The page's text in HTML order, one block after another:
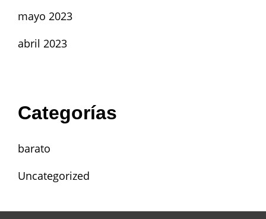
mayo 2023
abril 2023
Categorías
barato
Uncategorized